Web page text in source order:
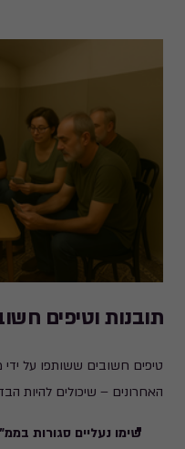
תובנות וטיפים
טיפים חשובים ששותפו על
האחרונים – שיכולים להיות
שימו נעליים סגורות